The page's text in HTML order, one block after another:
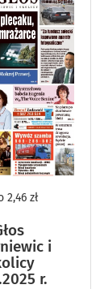
2,46 zł
i
r.